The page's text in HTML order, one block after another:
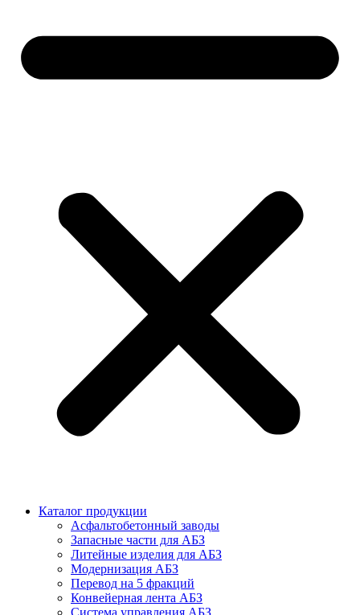
Каталог продукции
Асфальтобетонный заводы
Запасные части для АБЗ
Литейные изделия для АБЗ
Модернизация АБЗ
Перевод на 5 фракций
Конвейерная лента АБЗ
Система управления АБЗ